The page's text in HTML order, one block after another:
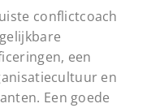
conflictcoach
een
en
Een goede